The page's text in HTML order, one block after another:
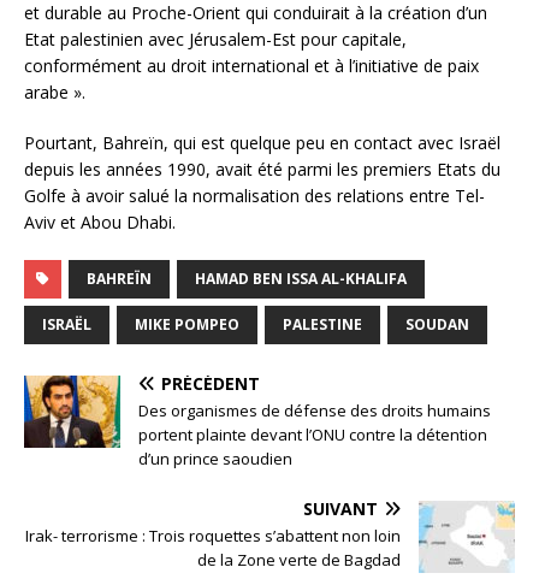
et durable au Proche-Orient qui conduirait à la création d’un
Etat palestinien avec Jérusalem-Est pour capitale,
conformément au droit international et à l’initiative de paix
arabe ».
Pourtant, Bahreïn, qui est quelque peu en contact avec Israël
depuis les années 1990, avait été parmi les premiers Etats du
Golfe à avoir salué la normalisation des relations entre Tel-
Aviv et Abou Dhabi.
BAHREÏN HAMAD BEN ISSA AL-KHALIFA
ISRAËL MIKE POMPEO PALESTINE SOUDAN
PRÉCÉDENT
Des organismes de défense des droits humains
portent plainte devant l’ONU contre la détention
d’un prince saoudien
SUIVANT
Irak- terrorisme : Trois roquettes s’abattent non loin
de la Zone verte de Bagdad